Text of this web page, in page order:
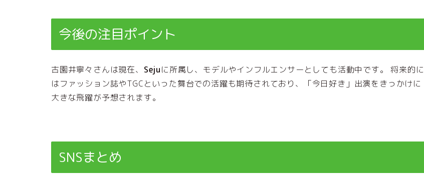
今後の注目ポイント
古園井寧々さんは現在、 Sejuに所属し、モデルやインフルエンサーとしても活動中です。 将来的に
はファッション誌やTGCといった舞台での活躍も期待されており、「今日好き」出演をきっかけに
大きな飛躍が予想されます。
SNSまとめ